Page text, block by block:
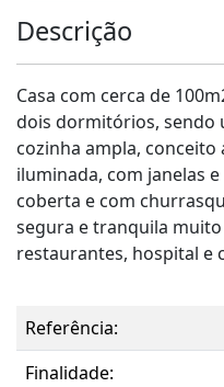
Descrição
Casa com cerca de
dois dormitórios, sendo
cozinha ampla, conceito
iluminada, com janelas
coberta e com
segura e tranquila
restaurantes, hospital e
Referência:
Finalidade: